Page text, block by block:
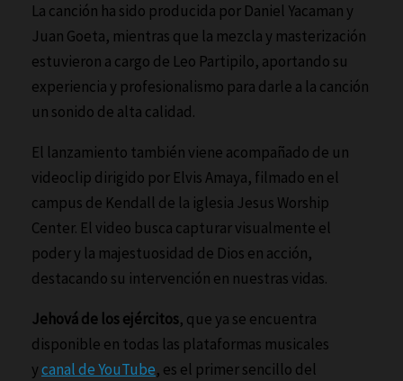
La canción ha sido producida por Daniel Yacaman y
Juan Goeta, mientras que la mezcla y masterización
estuvieron a cargo de Leo Partipilo, aportando su
experiencia y profesionalismo para darle a la canción
un sonido de alta calidad.
El lanzamiento también viene acompañado de un
videoclip dirigido por Elvis Amaya, filmado en el
campus de Kendall de la iglesia Jesus Worship
Center. El video busca capturar visualmente el
poder y la majestuosidad de Dios en acción,
destacando su intervención en nuestras vidas.
Jehová de los ejércitos, que ya se encuentra
disponible en todas las plataformas musicales
ycanal de YouTube, es el primer sencillo del